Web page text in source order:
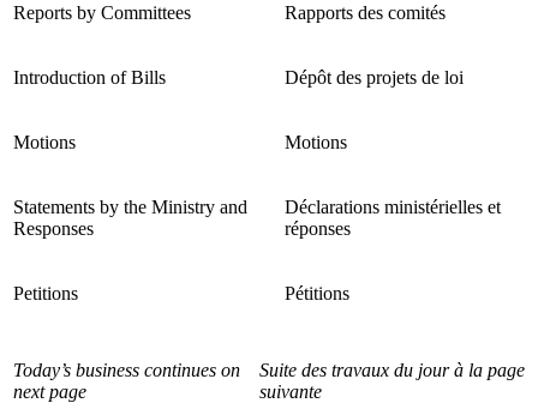
Reports by Committees Rapports des comités
Introduction of Bills Dépôt des projets de loi
Motions Motions
Statements by the Ministry and
Responses
Déclarations ministérielles et
réponses
Petitions Pétitions
Today’s business continues on
next page
Suite des travaux du jour à la page
suivante